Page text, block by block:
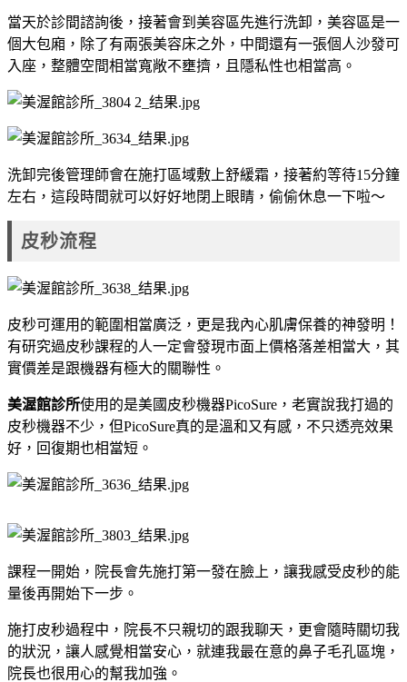
當天於診間諮詢後，接著會到美容區先進行洗卸，美容區是一
個大包廂，除了有兩張美容床之外，中間還有一張個人沙發可
入座，整體空間相當寬敞不壅擠，且隱私性也相當高。
洗卸完後管理師會在施打區域敷上舒緩霜，接著約等待15分鐘
左右，這段時間就可以好好地閉上眼睛，偷偷休息一下啦～
皮秒流程
皮秒可運用的範圍相當廣泛，更是我內心肌膚保養的神發明！
有研究過皮秒課程的人一定會發現市面上價格落差相當大，其
實價差是跟機器有極大的關聯性。
美渥館診所使用的是美國皮秒機器PicoSure，老實說我打過的
皮秒機器不少，但PicoSure真的是溫和又有感，不只透亮效果
好，回復期也相當短。
課程一開始，院長會先施打第一發在臉上，讓我感受皮秒的能
量後再開始下一步。
施打皮秒過程中，院長不只親切的跟我聊天，更會隨時關切我
的狀況，讓人感覺相當安心，就連我最在意的鼻子毛孔區塊，
院長也很用心的幫我加強。